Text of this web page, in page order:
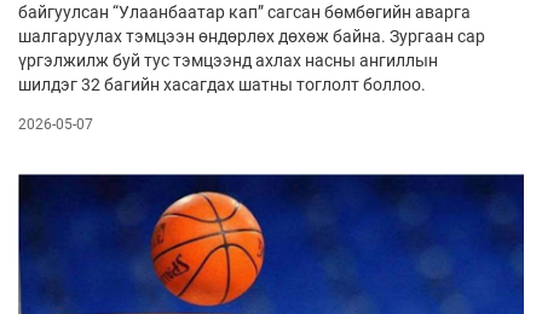
байгуулсан “Улаанбаатар кап” сагсан бөмбөгийн аварга
шалгаруулах тэм­цээн өндөрлөх дөхөж байна. Зургаан сар
үргэлжилж буй тус тэмцээнд ахлах насны ангиллын
шилдэг 32 багийн хасагдах шатны тоглолт боллоо.
2026-05-07